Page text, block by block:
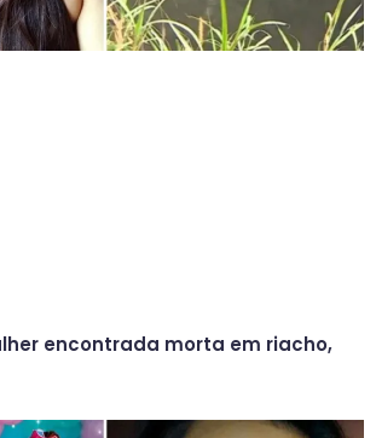
encontrada morta em riacho,